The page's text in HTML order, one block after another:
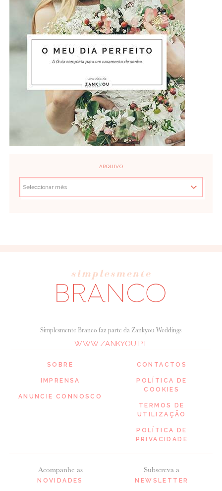
ARQUIVO
SOBRE
IMPRENSA
ANUNCIE CONNOSCO
Acompanhe as
NOVIDADES
Simplesmente Branco faz parte da Zankyou Weddings
WWW.ZANKYOU.PT
Subscreva a
NEWSLETTER
CONTACTOS
POLÍTICA DE
COOKIES
TERMOS DE
UTILIZAÇÃO
POLÍTICA DE
PRIVACIDADE